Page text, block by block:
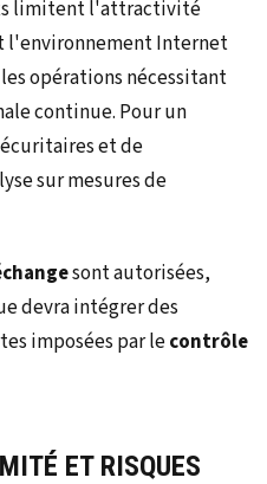
limitent l'attractivité
l'environnement Internet
opérations nécessitant
continue. Pour un
et de
sur mesures de
sont autorisées,
devra intégrer des
imposées par lecontrôle
ET RISQUES